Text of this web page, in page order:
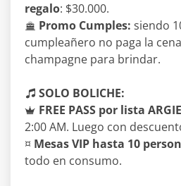
regalo: $30.000.
Promo Cumples: siendo
cumpleañero no paga la
champagne para brindar.
SOLO BOLICHE:
FREE PASS por lista
2:00 AM. Luego con
¤ Mesas VIP hasta 10
todo en consumo.